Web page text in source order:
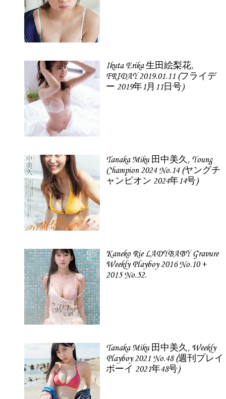
Ikuta Erika 生田絵梨花,
FRIDAY 2019.01.11 (フライデ
ー 2019年1月11日号)
Tanaka Miku 田中美久, Young
Champion 2024 No.14 (ヤングチ
ャンピオン 2024年14号)
Kaneko Rie LADYBABY Gravure
Weekly Playboy 2016 No.10 +
2015 No.52.
Tanaka Miku 田中美久, Weekly
Playboy 2021 No.48 (週刊プレイ
ボーイ 2021年48号)